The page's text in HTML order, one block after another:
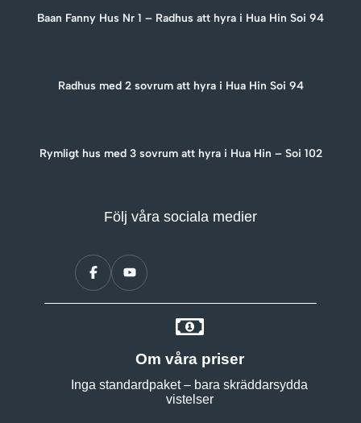
Baan Fanny Hus Nr 1 – Radhus att hyra i Hua Hin Soi 94
Radhus med 2 sovrum att hyra i Hua Hin Soi 94
Rymligt hus med 3 sovrum att hyra i Hua Hin – Soi 102
Följ våra sociala medier
Om våra priser
Inga standardpaket – bara skräddarsydda
vistelser